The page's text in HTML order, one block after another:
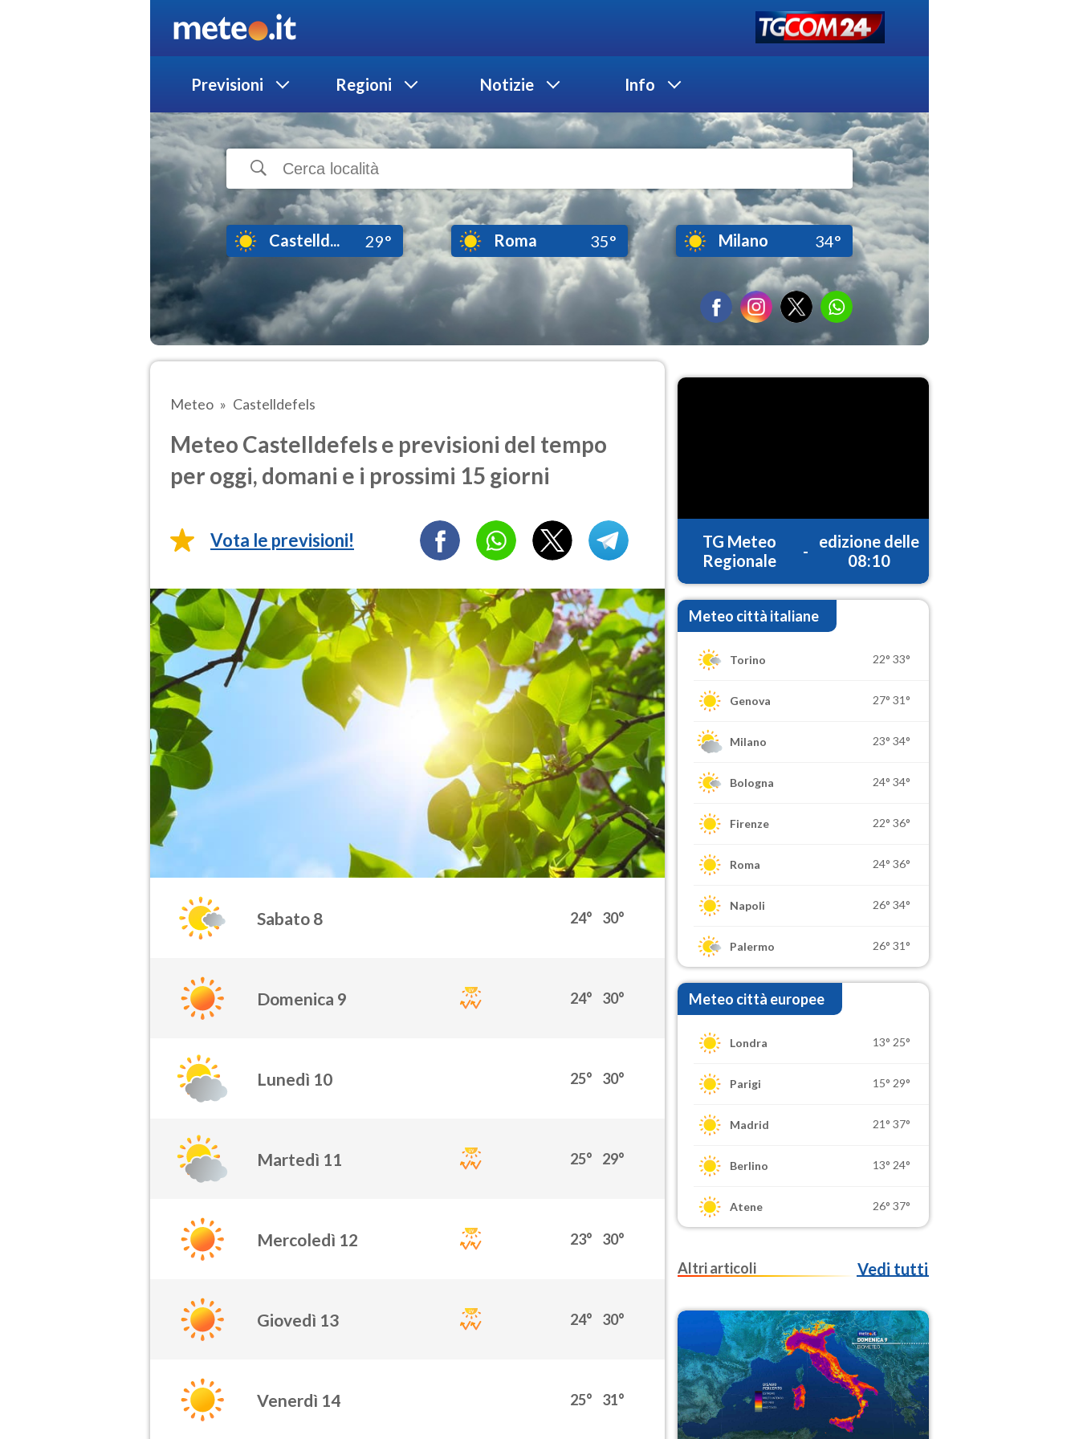
Previsioni Regioni Notizie Info
Castelld... 29° Roma 35° Milano 34°
Meteo Castelldefels
Meteo Castelldefels e previsioni del tempo
per oggi, domani e i prossimi 15 giorni
Vota le previsioni!
Sabato 8 24° 30°
Domenica 9 24° 30°
Lunedì 10 25° 30°
Martedì 11 25° 29°
Mercoledì 12 23° 30°
Giovedì 13 24° 30°
Venerdì 14 25° 31°
TG Meteo
Regionale
-
edizione delle
08:10
Meteo città italiane
Torino 22° 33°
Genova 27° 31°
Milano 23° 34°
Bologna 24° 34°
Firenze 22° 36°
Roma 24° 36°
Napoli 26° 34°
Palermo 26° 31°
Meteo città europee
Londra 13° 25°
Parigi 15° 29°
Madrid 21° 37°
Berlino 13° 24°
Atene 26° 37°
Altri articoli Vedi tutti